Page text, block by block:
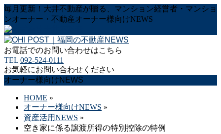
毎月更新！大井不動産が贈る、マンション経営者・マンショ
ンオーナー・不動産オーナー様向けNEWS
お電話でのお問い合わせはこちら
TEL 092-524-0111
お気軽にお問い合わせください
オーナー様向けNEWS
HOME »
オーナー様向けNEWS »
資産活用NEWS »
空き家に係る譲渡所得の特別控除の特例